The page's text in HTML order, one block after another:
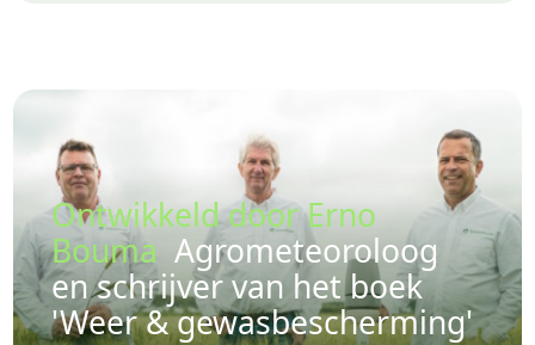
Ontwikkeld door Erno
Bouma Agrometeoroloog
en schrijver van het boek
'Weer & gewasbescherming'